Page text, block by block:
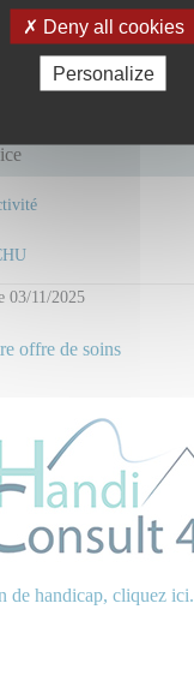
Chef de service :
Pr MOREL Jerome
03/11/2025
offre de soins
de handicap, cliquez ici.
Deny all cookies
Personalize